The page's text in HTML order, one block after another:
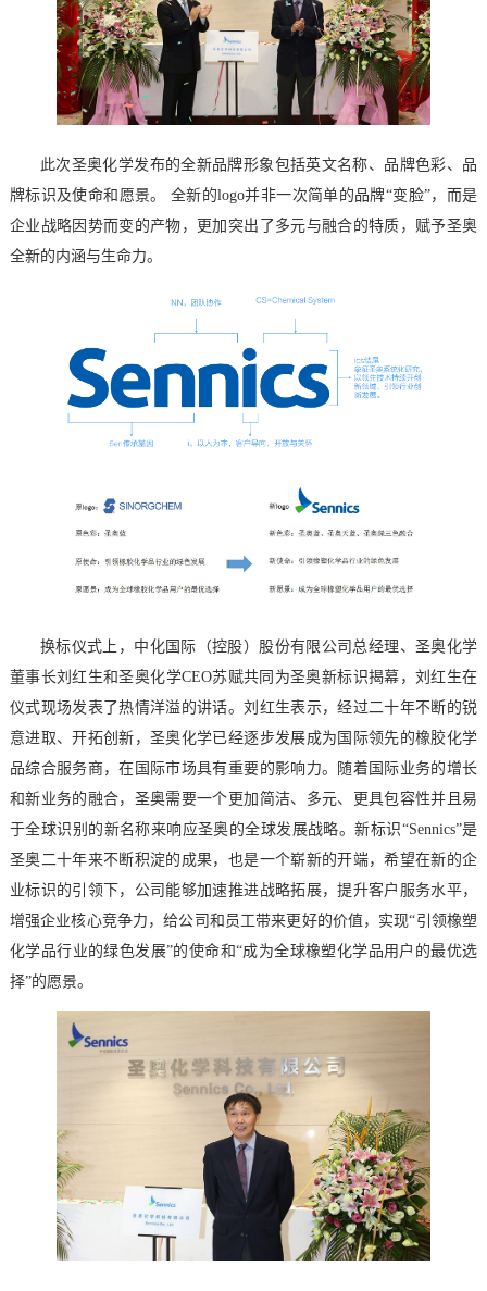
此次圣奥化学发布的全新品牌形象包括英文名称、品牌色彩、品
牌标识及使命和愿景。 全新的logo并非一次简单的品牌“变脸”，而是
企业战略因势而变的产物，更加突出了多元与融合的特质，赋予圣奥
全新的内涵与生命力。
换标仪式上，中化国际（控股）股份有限公司总经理、圣奥化学
董事长刘红生和圣奥化学CEO苏赋共同为圣奥新标识揭幕，刘红生在
仪式现场发表了热情洋溢的讲话。刘红生表示，经过二十年不断的锐
意进取、开拓创新，圣奥化学已经逐步发展成为国际领先的橡胶化学
品综合服务商，在国际市场具有重要的影响力。随着国际业务的增长
和新业务的融合，圣奥需要一个更加简洁、多元、更具包容性并且易
于全球识别的新名称来响应圣奥的全球发展战略。新标识“Sennics”是
圣奥二十年来不断积淀的成果，也是一个崭新的开端，希望在新的企
业标识的引领下，公司能够加速推进战略拓展，提升客户服务水平，
增强企业核心竞争力，给公司和员工带来更好的价值，实现“引领橡塑
化学品行业的绿色发展”的使命和“成为全球橡塑化学品用户的最优选
择”的愿景。